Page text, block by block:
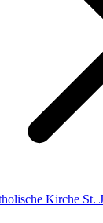
Kirche St.